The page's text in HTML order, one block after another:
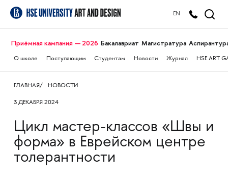
EN
Приёмная кампания — 2026 Бакалавриат Магистратура
О школе Поступающим Студентам Новости Журнал HSE ART
ГЛАВНАЯ НОВОСТИ
3 ДЕКАБРЯ 2024
Цикл мастер-классов «Швы и
форма» в Еврейском центре
толерантности